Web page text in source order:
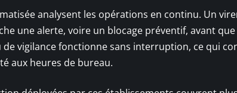
analysent les opérations en continu. Un
une alerte, voire un blocage préventif, avant que
de vigilance fonctionne sans interruption, ce qui
aux heures de bureau.